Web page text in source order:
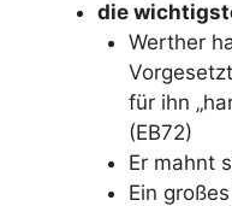
die
Werther
für ihn
(EB72)
Er mahnt
Ein